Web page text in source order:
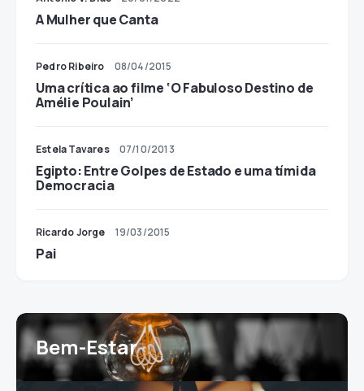
A Mulher que Canta
Pedro Ribeiro 08/04/2015
Uma crítica ao filme ‘O Fabuloso Destino de
Amélie Poulain’
Estela Tavares 07/10/2013
Egipto: Entre Golpes de Estado e uma tímida
Democracia
Ricardo Jorge 19/03/2015
Pai
Bem-Estar